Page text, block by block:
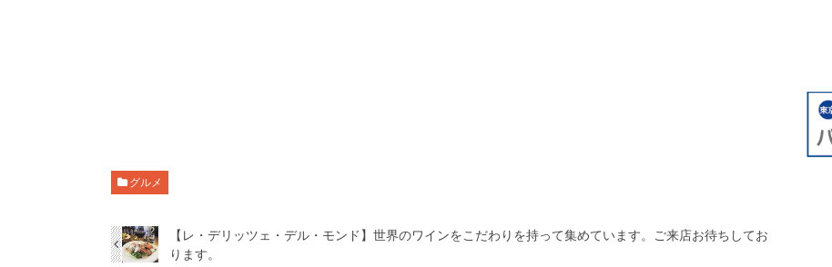
グルメ
【レ・デリッツェ・デル・モンド】世界のワインをこだわりを持って集めています。ご来店お待ちしてお
ります。